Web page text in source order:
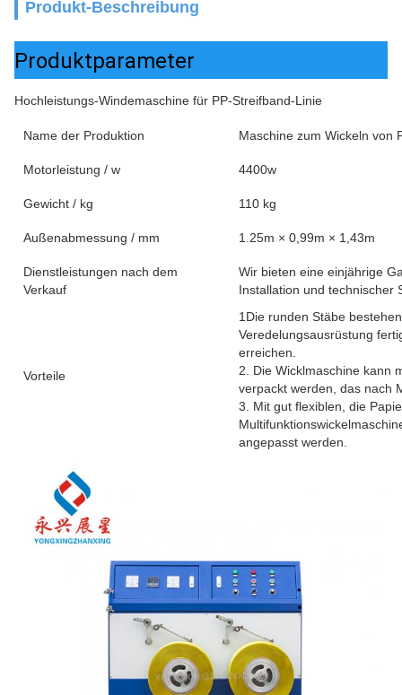
Produkt-Beschreibung
Produktparameter
Hochleistungs-Windemaschine für PP-Streifband-Linie
Name der Produktion Maschine zum Wickeln von
Motorleistung / w 4400w
Gewicht / kg 110 kg
Außenabmessung / mm 1.25m × 0,99m × 1,43m
Dienstleistungen nach dem
Verkauf
Wir bieten eine einjährige
Installation und technischer
Vorteile
1Die runden Stäbe
Veredelungsausrüstung
erreichen.
2. Die Wicklmaschine kann
verpackt werden, das nach
3. Mit gut flexiblen, die
angepasst werden.